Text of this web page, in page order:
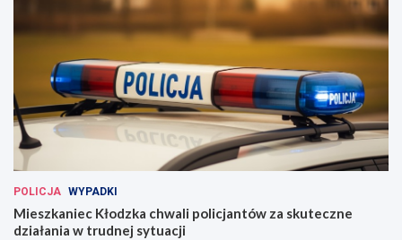
POLICJA WYPADKI
Mieszkaniec Kłodzka chwali policjantów za skuteczne
działania w trudnej sytuacji